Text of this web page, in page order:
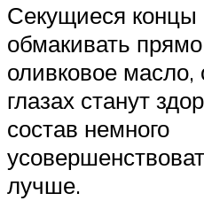
Секущиеся
обмакивать
оливковое масло,
глазах станут
состав немного
лучше.